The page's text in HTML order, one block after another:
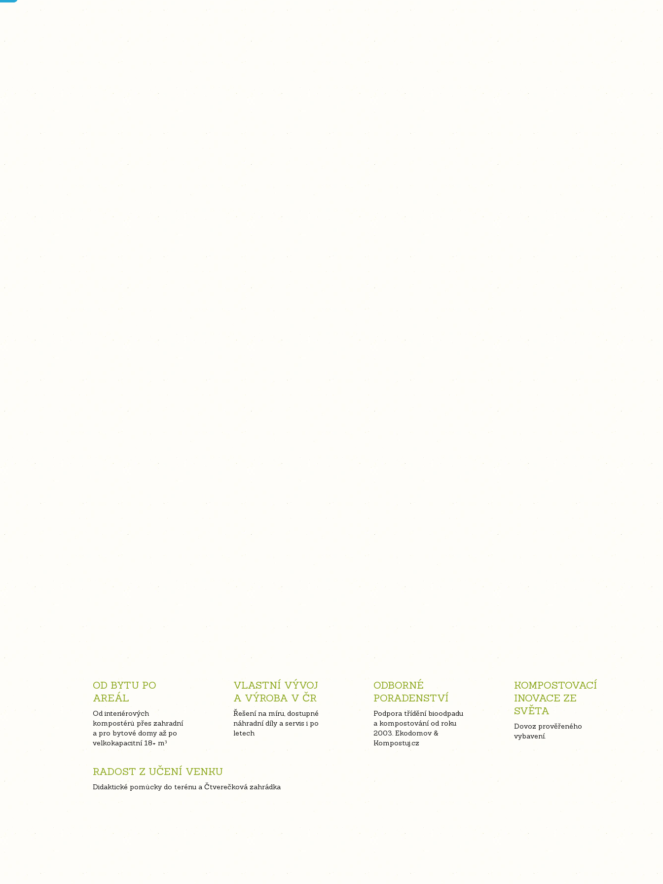
OD BYTU PO
AREÁL
Od interiérových
kompostérů přes zahradní
a pro bytové domy až po
velkokapacitní 18+ m³
VLASTNÍ VÝVOJ
A VÝROBA V ČR
Řešení na míru, dostupné
náhradní díly a servis i po
letech
ODBORNÉ
PORADENSTVÍ
Podpora třídění bioodpadu
a kompostování od roku
2003. Ekodomov &
Kompostuj.cz
KOMPOSTOVACÍ
INOVACE ZE
SVĚTA
Dovoz prověřeného
vybavení.
RADOST Z UČENÍ VENKU
Didaktické pomůcky do terénu a Čtverečková zahrádka